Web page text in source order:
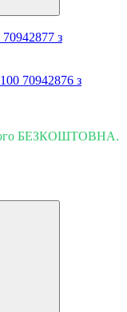
з
БЕЗКОШТОВНА.